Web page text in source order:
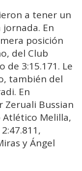
a tener un
En
posición
del Club
3:15.171. Le
también del
En
Zeruali Bussian
Melilla,
y Ángel